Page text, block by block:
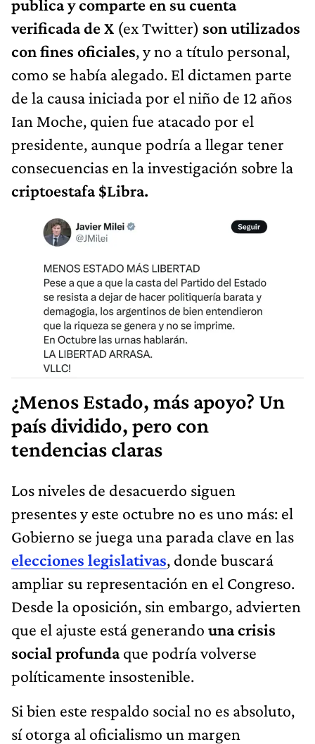
publica y comparte en su cuenta
verificada de X (ex Twitter) son utilizados
con fines oficiales, y no a título personal,
como se había alegado. El dictamen parte
de la causa iniciada por el niño de 12 años
Ian Moche, quien fue atacado por el
presidente, aunque podría a llegar tener
consecuencias en la investigación sobre la
criptoestafa $Libra.
¿Menos Estado, más apoyo? Un
país dividido, pero con
tendencias claras
Los niveles de desacuerdo siguen
presentes y este octubre no es uno más: el
Gobierno se juega una parada clave en las
elecciones legislativas, donde buscará
ampliar su representación en el Congreso.
Desde la oposición, sin embargo, advierten
que el ajuste está generando una crisis
social profundaque podría volverse
políticamente insostenible.
Si bien este respaldo social no es absoluto,
sí otorga al oficialismo un margen